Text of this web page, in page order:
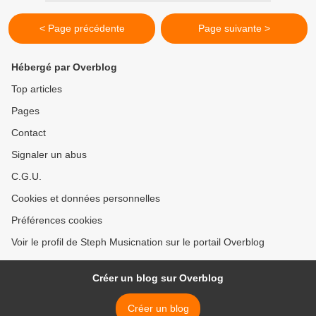
< Page précédente Page suivante >
Hébergé par Overblog
Top articles
Pages
Contact
Signaler un abus
C.G.U.
Cookies et données personnelles
Préférences cookies
Voir le profil de Steph Musicnation sur le portail Overblog
Créer un blog sur Overblog
Créer un blog